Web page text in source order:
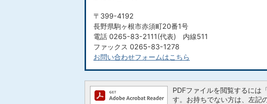
〒399-4192
長野県駒ヶ根市赤須町20番1号
電話 0265-83-2111(代表) 内線511
ファックス 0265-83-1278
お問い合わせフォームはこちら
PDFファイルを閲覧するに
す。お持ちでない方は、左